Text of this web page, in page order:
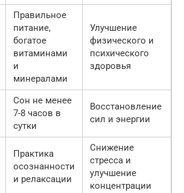
Правильное
питание,
богатое
витаминами
и
минералами
Улучшение
физического и
психического
здоровья
Сон не менее
7-8 часов в
сутки
Восстановление
сил и энергии
Практика
осознанности
и релаксации
Снижение
стресса и
улучшение
концентрации